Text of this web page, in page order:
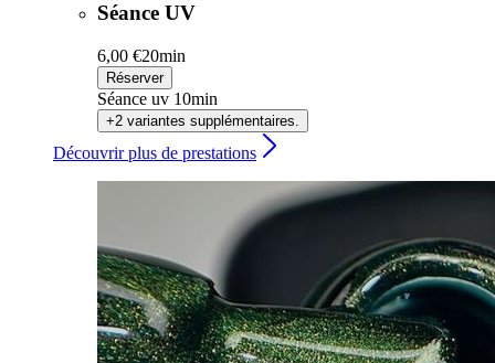
Séance UV
6,00 €20min
Réserver
Séance uv 10min
+2 variantes supplémentaires.
Découvrir plus de prestations